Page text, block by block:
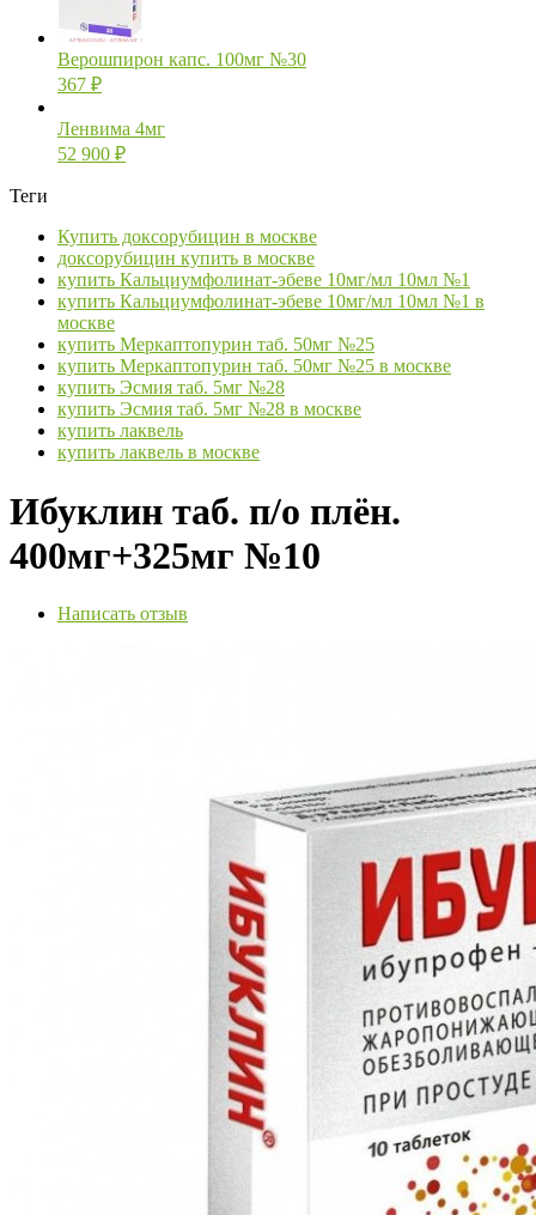
Верошпирон капс. 100мг №30
367 ₽
Ленвима 4мг
52 900 ₽
Теги
Купить доксорубицин в москве
доксорубицин купить в москве
купить Кальциумфолинат-эбеве 10мг/мл 10мл №1
купить Кальциумфолинат-эбеве 10мг/мл 10мл №1 в
москве
купить Меркаптопурин таб. 50мг №25
купить Меркаптопурин таб. 50мг №25 в москве
купить Эсмия таб. 5мг №28
купить Эсмия таб. 5мг №28 в москве
купить лаквель
купить лаквель в москве
Ибуклин таб. п/о плён.
400мг+325мг №10
Написать отзыв